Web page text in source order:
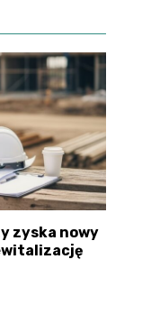
zyska nowy